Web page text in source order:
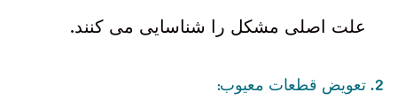
علت اصلی مشکل را شناسایی می کنند.
2. تعویض قطعات معیوب: